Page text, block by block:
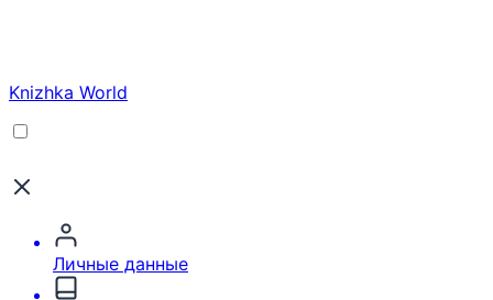
Knizhka World
Личные данные